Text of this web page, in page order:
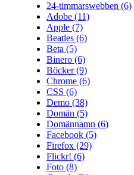
24-timmarswebben (6)
Adobe (11)
Apple (7)
Beatles (6)
Beta (5)
Binero (6)
Böcker(9)
Chrome (6)
CSS (6)
Demo (38)
Domän (5)
Domännamn (6)
Facebook (5)
Firefox (29)
Flickr! (6)
Foto (8)